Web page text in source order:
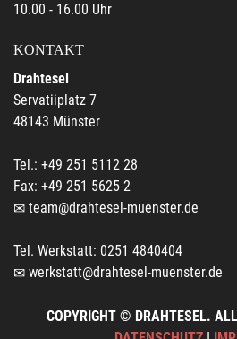
10.00 - 16.00 Uhr
KONTAKT
Drahtesel
Servatiiplatz 7
48143 Münster
Tel.: +49 251 5112 28
Fax: +49 251 5625 2
team@drahtesel-muenster.de
Tel. Werkstatt: 0251 4840404
werkstatt@drahtesel-muenster.de
COPYRIGHT © DRAHTESEL.